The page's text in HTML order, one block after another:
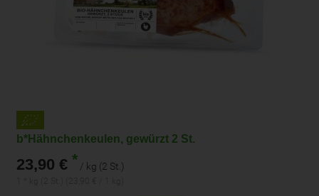
b*Hähnchenkeulen, gewürzt 2 St.
23,90 € * / kg (2 St.)